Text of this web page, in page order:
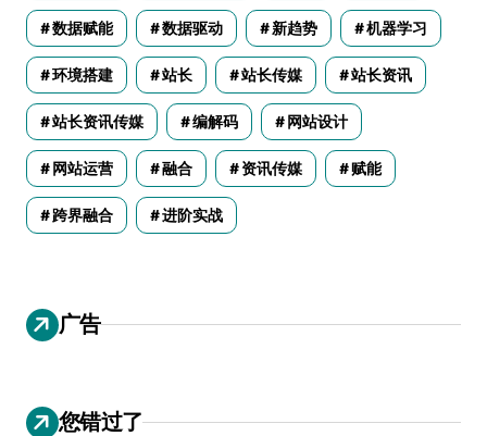
数据赋能 数据驱动 新趋势 机器学习
环境搭建 站长 站长传媒 站长资讯
站长资讯传媒 编解码 网站设计
网站运营 融合 资讯传媒 赋能
跨界融合 进阶实战
广告
您错过了